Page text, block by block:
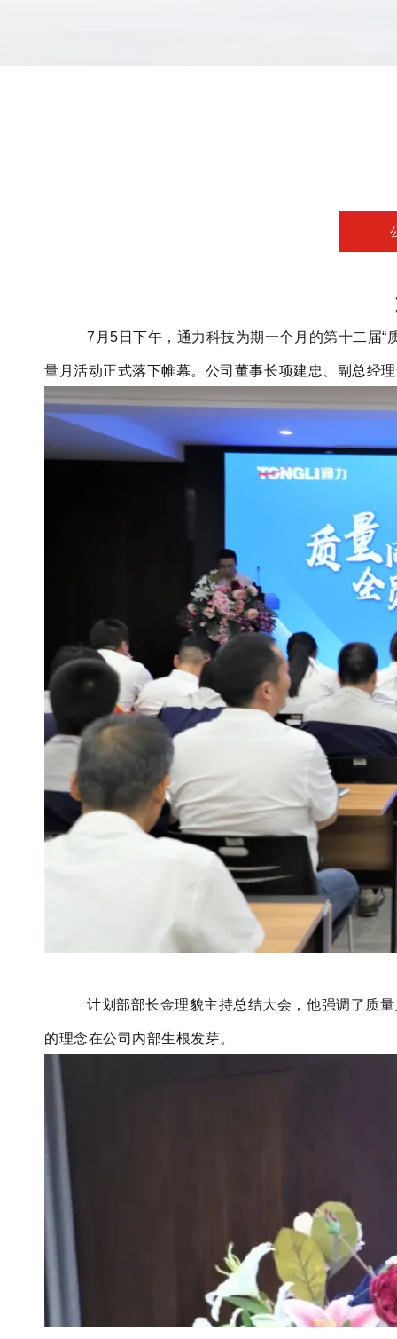
7月5日下午，通力科技为期一个月的第十二届“
量月活动正式落下帷幕。公司董事长项建忠、副总经
计划部部长金理貌主持总结大会，他强调了质
的理念在公司内部生根发芽。